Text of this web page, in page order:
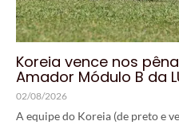
Koreia vence nos
Amador Módulo B da
02/08/2026
A equipe do Koreia (de preto e